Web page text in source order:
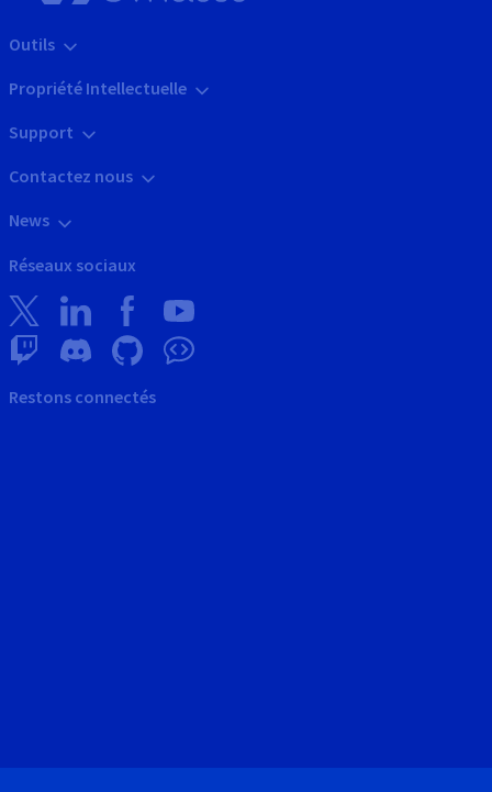
Outils
Propriété Intellectuelle
Support
Contactez nous
News
Réseaux sociaux
Restons connectés